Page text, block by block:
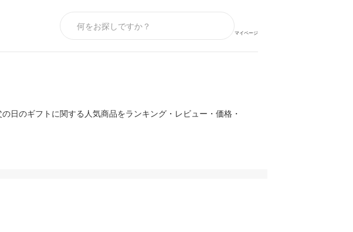
マイページ
日のギフトに関する人気商品をランキング・レビュー・価格・